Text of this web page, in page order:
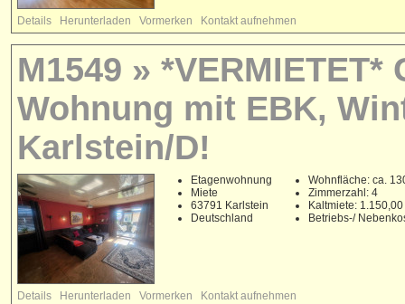
Details Herunterladen Vormerken Kontakt aufnehmen
M1549 »
Wohnung mit EBK,
Karlstein/D!
Etagenwohnung
Miete
63791 Karlstein
Deutschland
Wohnfläche: ca.
Zimmerzahl: 4
Kaltmiete:
Betriebs-/
Details Herunterladen Vormerken Kontakt aufnehmen